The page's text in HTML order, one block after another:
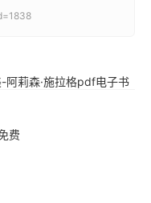
阿莉森·施拉格pdf电子书
费